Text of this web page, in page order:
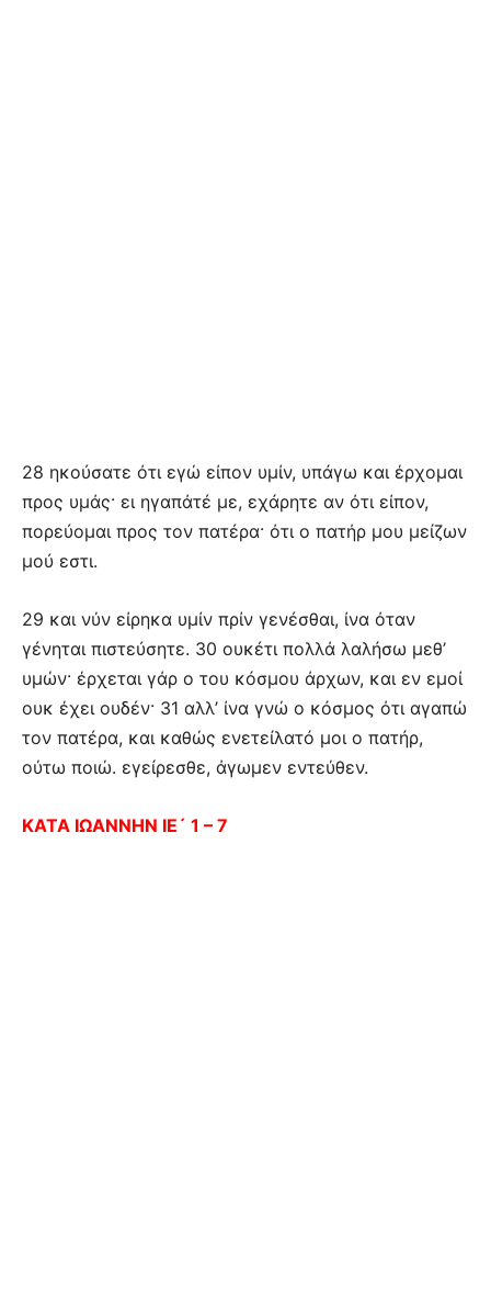
28 ηκούσατε ότι εγώ είπον υμίν, υπάγω και έρχομαι
προς υμάς· ει ηγαπάτέ με, εχάρητε αν ότι είπον,
πορεύομαι προς τον πατέρα· ότι ο πατήρ μου μείζων
μού εστι.
29 και νύν είρηκα υμίν πρίν γενέσθαι, ίνα όταν
γένηται πιστεύσητε. 30 ουκέτι πολλά λαλήσω μεθ’
υμών· έρχεται γάρ ο του κόσμου άρχων, και εν εμοί
ουκ έχει ουδέν· 31 αλλ’ ίνα γνώ ο κόσμος ότι αγαπώ
τον πατέρα, και καθώς ενετείλατό μοι ο πατήρ,
ούτω ποιώ. εγείρεσθε, άγωμεν εντεύθεν.
ΚΑΤΑ ΙΩΑΝΝΗΝ ΙΕ´ 1 – 7